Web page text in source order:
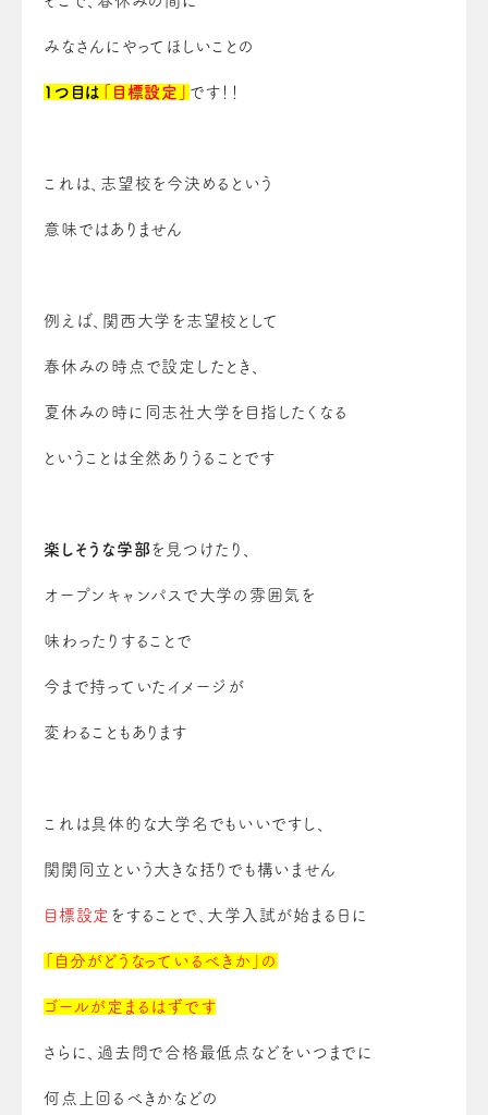
みなさんにやってほしいことの
1つ目は 「目標設定」 です！！
これは、志望校を今決めるという
意味ではありません
例えば、関西大学を志望校として
春休みの時点で設定したとき、
夏休みの時に同志社大学を目指したくなる
ということは全然ありうることです
楽しそうな学部を見つけたり、
オープンキャンパスで大学の雰囲気を
味わったりすることで
今まで持っていたイメージが
変わることもあります
これは具体的な大学名でもいいですし、
関関同立 という大きな括りでも構いません
目標設定 をすることで、大学入試が始まる日に
「自分がどうなっているべきか」の
ゴールが定まるはずです
さらに、過去問で合格最低点などをいつまでに
何点上回るべきかなどの